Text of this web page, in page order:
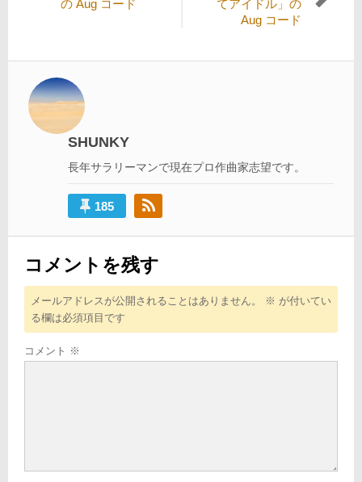
ゲ
ー
シ
の Aug コード
てアイドル」の
Aug コード
SHUNKY
長年サラリーマンで現在プロ作曲家志望です。
185
コメントを残す
メールアドレスが公開されることはありません。 ※ が付いてい
る欄は必須項目です
コメント ※